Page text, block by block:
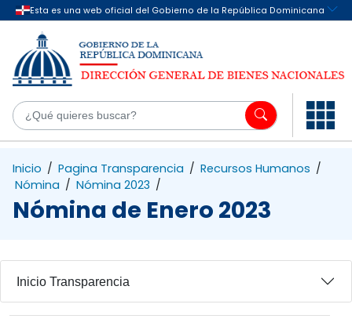
Saltar al contenido principal
Inicio / Pagina Transparencia / Recursos Humanos /
Nómina / Nómina 2023 /
Nómina de Enero 2023
Inicio Transparencia